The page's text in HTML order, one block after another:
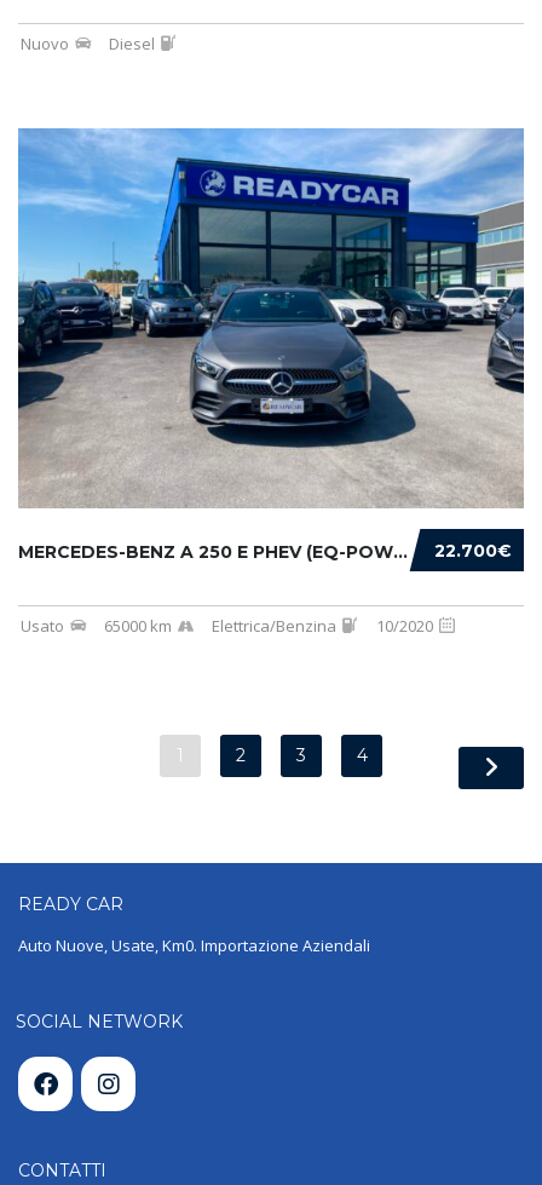
Nuovo Diesel
22.700€
MERCEDES-BENZ A 250 E PHEV (EQ-POWER) PREMIU...
Usato 65000 km Elettrica/Benzina 10/2020
1 2 3 4
READY CAR
Auto Nuove, Usate, Km0. Importazione Aziendali
SOCIAL NETWORK
CONTATTI